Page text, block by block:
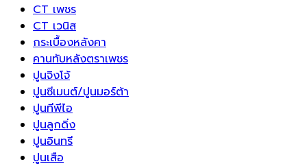
CT เพชร
CT เวนิส
กระเบื้องหลังคา
คานทับหลังตราเพชร
ปูนจิงโจ้
ปูนซีเมนต์/ปูนมอร์ต้า
ปูนทีพีไอ
ปูนลูกดิ่ง
ปูนอินทรี
ปูนเสือ